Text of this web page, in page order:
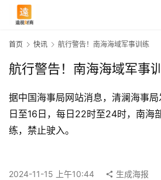
页
首页 快讯 航行警告！南海海域军事训练
航行警告！南海海域军事
据中国海事局网站消息，清澜海事
日至16日，每日22时至24时，南海
练，禁止驶入。
2024-11-15 上午10:44 生成海报